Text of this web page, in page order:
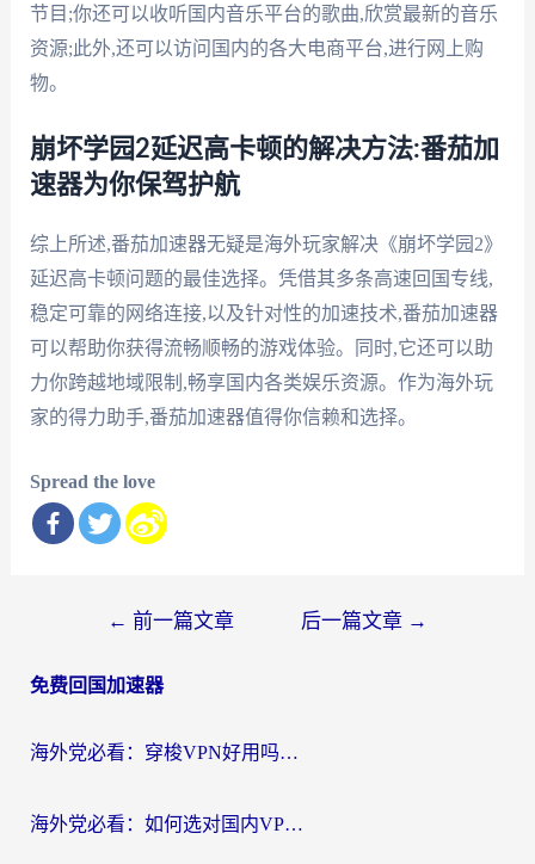
节目;你还可以收听国内音乐平台的歌曲,欣赏最新的音乐
资源;此外,还可以访问国内的各大电商平台,进行网上购
物。
崩坏学园2延迟高卡顿的解决方法:番茄加
速器为你保驾护航
综上所述,番茄加速器无疑是海外玩家解决《崩坏学园2》
延迟高卡顿问题的最佳选择。凭借其多条高速回国专线,
稳定可靠的网络连接,以及针对性的加速技术,番茄加速器
可以帮助你获得流畅顺畅的游戏体验。同时,它还可以助
力你跨越地域限制,畅享国内各类娱乐资源。作为海外玩
家的得力助手,番茄加速器值得你信赖和选择。
Spread the love
导
← 前一篇文章 后一篇文章 →
免费回国加速器
海外党必看：穿梭VPN好用吗？和云帆VPN对比哪个回国效果更好？附真实测评+避坑指南
海外党必看：如何选对国内VPN，实现无缝访问国内资源？